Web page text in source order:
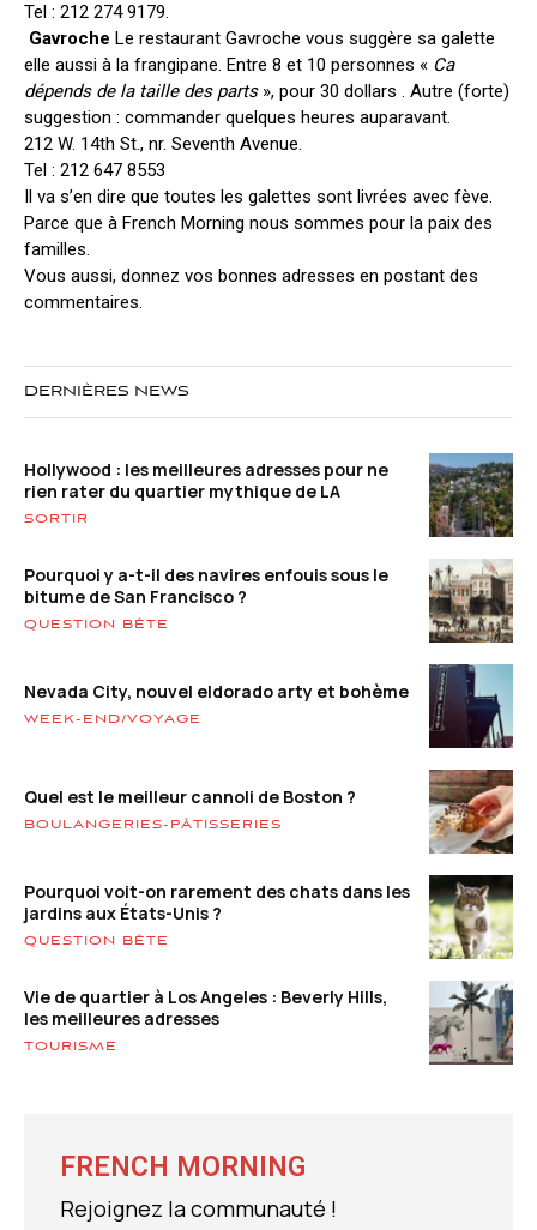
Tel : 212 274 9179.
Gavroche Le restaurant Gavroche vous suggère sa galette
elle aussi à la frangipane. Entre 8 et 10 personnes « Ca
dépends de la taille des parts», pour 30 dollars . Autre (forte)
suggestion : commander quelques heures auparavant.
212 W. 14th St., nr. Seventh Avenue.
Tel : 212 647 8553
Il va s’en dire que toutes les galettes sont livrées avec fève.
Parce que à French Morning nous sommes pour la paix des
familles.
Vous aussi, donnez vos bonnes adresses en postant des
commentaires.
DERNIÈRES NEWS
Hollywood : les meilleures adresses pour ne
rien rater du quartier mythique de LA
SORTIR
Pourquoi y a-t-il des navires enfouis sous le
bitume de San Francisco ?
QUESTION BÊTE
Nevada City, nouvel eldorado arty et bohème
WEEK-END/VOYAGE
Quel est le meilleur cannoli de Boston ?
BOULANGERIES-PÂTISSERIES
Pourquoi voit-on rarement des chats dans les
jardins aux États-Unis ?
QUESTION BÊTE
Vie de quartier à Los Angeles : Beverly Hills,
les meilleures adresses
TOURISME
FRENCH MORNING
Rejoignez la communauté !